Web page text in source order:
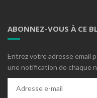
ABONNEZ-VOUS À CE
Entrez votre adresse email
une notification de chaque